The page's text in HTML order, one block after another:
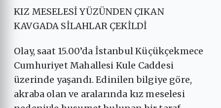
KIZ MESELESİ YÜZÜNDEN ÇIKAN
KAVGADA SİLAHLAR ÇEKİLDİ
Olay, saat 15.00’da İstanbul Küçükçekmece
Cumhuriyet Mahallesi Kule Caddesi
üzerinde yaşandı. Edinilen bilgiye göre,
akraba olan ve aralarında kız meselesi